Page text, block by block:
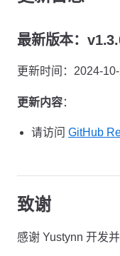
最新版本：
更新时间：2024-
更新内容：
请访问 GitHub
致谢
感谢 Yustynn 开发